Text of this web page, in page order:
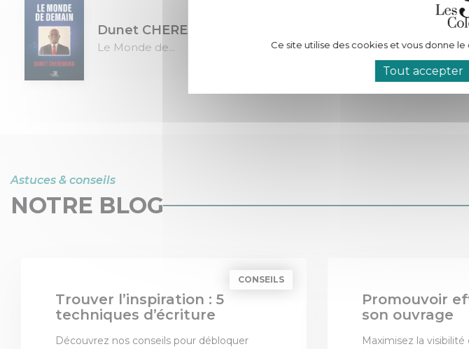
Dunet CHEREMOND
Le Monde de...
Astuces & conseils
NOTRE BLOG
CONSEILS
Trouver l’inspiration : 5
techniques d’écriture
Découvrez nos conseils pour débloquer
Promouvoir
son ouvrage
Maximisez la
Ce site utilise des cookies et vous donne
Tout accepter